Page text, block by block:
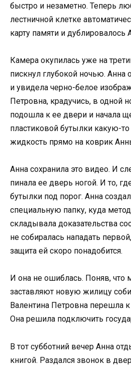
быстро и незаметно. Теперь
лестничной клетке
карту памяти и дублировалось
Камера окупилась уже на
пискнул глубокой ночью.
и увидела черно-белое
Петровна, крадучись, в одной
подошла к ее двери и начала
пластиковой бутылки какую-
жидкость прямо на коврик
Анна сохранила это видео. И
пинала ее дверь ногой. И то,
бутылки под порог. Анна
специальную папку, куда
складывала доказательства
не собиралась нападать
защита ей скоро понадобится.
И она не ошиблась. Поняв, что
заставляют новую жилицу
Валентина Петровна перешла
Она решила подключить
В тот субботний вечер Анна
книгой. Раздался звонок в